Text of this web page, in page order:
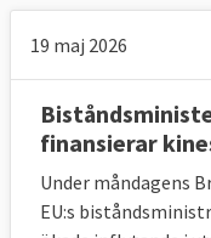
19 maj 2026
finansierar
Under måndagens
EU:s